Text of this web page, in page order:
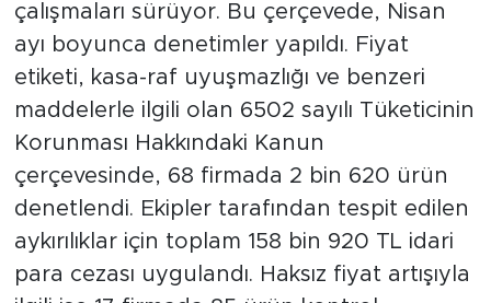
çalışmaları sürüyor. Bu çerçevede, Nisan
ayı boyunca denetimler yapıldı. Fiyat
etiketi, kasa-raf uyuşmazlığı ve benzeri
maddelerle ilgili olan 6502 sayılı Tüketicinin
Korunması Hakkındaki Kanun
çerçevesinde, 68 firmada 2 bin 620 ürün
denetlendi. Ekipler tarafından tespit edilen
aykırılıklar için toplam 158 bin 920 TL idari
para cezası uygulandı. Haksız fiyat artışıyla